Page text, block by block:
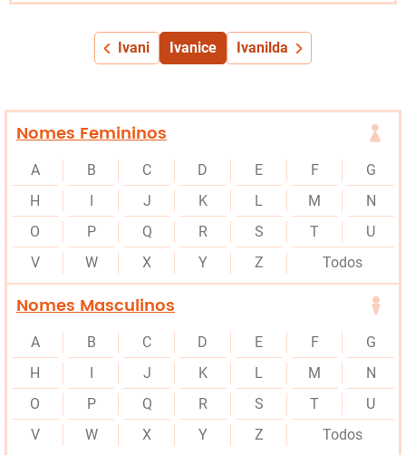
Ivani Ivanice Ivanilda
Nomes Femininos
A B C D E F
G
H
J K L M
N
O
P Q R S T
U
V
W X Y Z Todos
Nomes Masculinos
A B C D E F
G
H
J K L M
N
O
P Q R S T
U
V
W X Y Z Todos